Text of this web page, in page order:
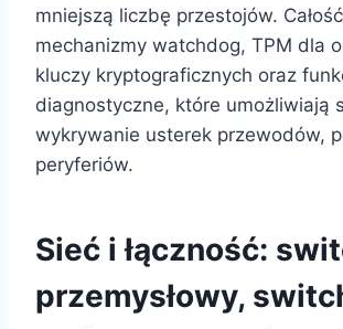
mniejszą liczbę przestojów.
mechanizmy watchdog, TPM dla
kluczy kryptograficznych oraz
diagnostyczne, które umożliwiają
wykrywanie usterek przewodów,
peryferiów.
Sieć i łączność:
przemysłowy,